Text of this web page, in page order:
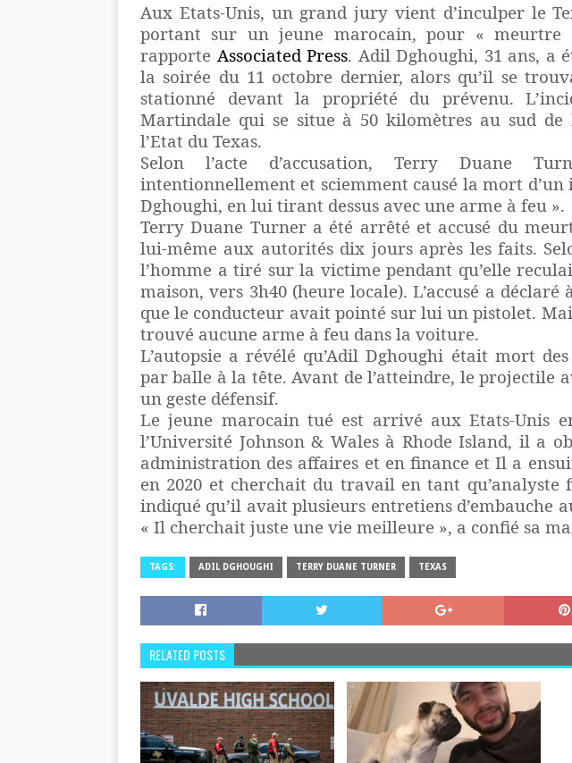
Aux Etats-Unis, un grand jury vient d’inculper le
portant sur un jeune marocain, pour « meurtre
rapporte Associated Press. Adil Dghoughi, 31 ans, a
la soirée du 11 octobre dernier, alors qu’il se
stationné devant la propriété du prévenu.
Martindale qui se situe à 50 kilomètres au sud de
l’Etat du Texas.
Selon l’acte d’accusation, Terry Duane
intentionnellement et sciemment causé la mort
Dghoughi, en lui tirant dessus avec une arme à feu ».
Terry Duane Turner a été arrêté et accusé du
lui-même aux autorités dix jours après les faits.
l’homme a tiré sur la victime pendant qu’elle
maison, vers 3h40 (heure locale). L’accusé a
que le conducteur avait pointé sur lui un pistolet.
trouvé aucune arme à feu dans la voiture.
L’autopsie a révélé qu’Adil Dghoughi était mort des
par balle à la tête. Avant de l’atteindre, le projectile
un geste défensif.
Le jeune marocain tué est arrivé aux Etats-Unis
l’Université Johnson & Wales à Rhode Island, il a
administration des affaires et en finance et Il a
en 2020 et cherchait du travail en tant qu’analyste
indiqué qu’il avait plusieurs entretiens d’embauche
« Il cherchait juste une vie meilleure », a confié sa
TAGS: ADIL DGHOUGHI TERRY DUANE TURNER TEXAS
RELATED POSTS